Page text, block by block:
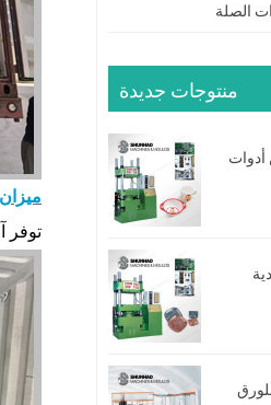
توفر
الصلة
منتوجات جديدة
أدوات